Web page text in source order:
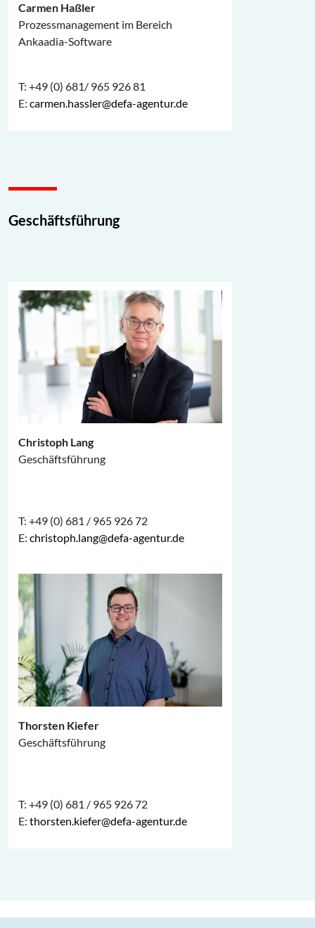
Carmen Haßler
Prozessmanagement im Bereich
Ankaadia-Software
T: +49 (0) 681/ 965 926 81
E: carmen.hassler@defa-agentur.de
Geschäftsführung
Christoph Lang
Geschäftsführung
T: +49 (0) 681 / 965 926 72
E: christoph.lang@defa-agentur.de
Thorsten Kiefer
Geschäftsführung
T: +49 (0) 681 / 965 926 72
E: thorsten.kiefer@defa-agentur.de